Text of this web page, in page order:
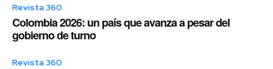
Revista 360
Colombia 2026: un país que avanza a pesar del
gobierno de turno
Revista 360